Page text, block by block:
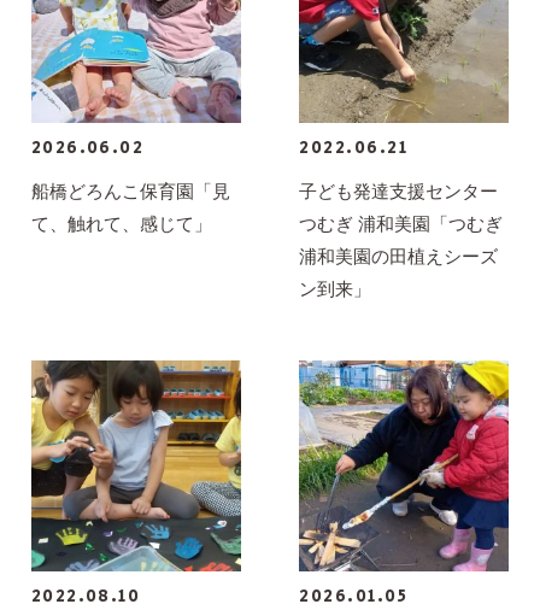
2026.06.02
船橋どろんこ保育園「見
て、触れて、感じて」
2022.06.21
子ども発達支援センター
つむぎ 浦和美園「つむぎ
浦和美園の田植えシーズ
ン到来」
2022.08.10 2026.01.05